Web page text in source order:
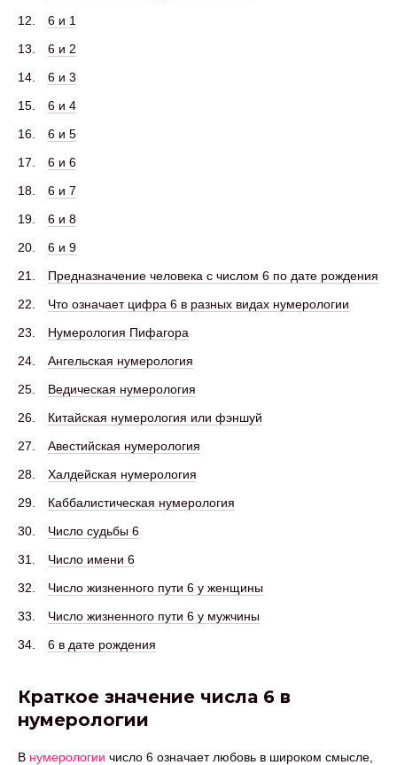
6 и 1
6 и 2
6 и 3
6 и 4
6 и 5
6 и 6
6 и 7
6 и 8
6 и 9
Предназначение человека с числом 6 по дате рождения
Что означает цифра 6 в разных видах нумерологии
Нумерология Пифагора
Ангельская нумерология
Ведическая нумерология
Китайская нумерология или фэншуй
Авестийская нумерология
Халдейская нумерология
Каббалистическая нумерология
Число судьбы 6
Число имени 6
Число жизненного пути 6 у женщины
Число жизненного пути 6 у мужчины
6 в дате рождения
Краткое значение числа 6 в
нумерологии
В нумерологии число 6 означает любовь в широком смысле,